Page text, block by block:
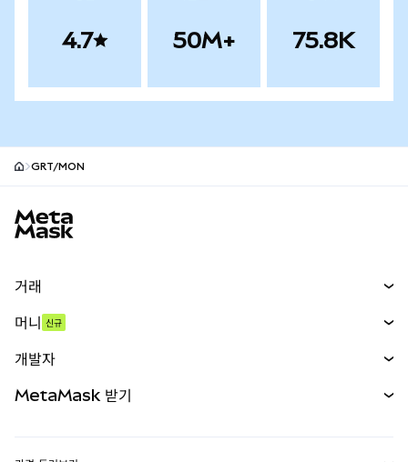
4.7 50M+ 75.8K
GRT/MON
거래
무기한 선물
실물자산
머니 신규
개발자
MetaMask 받기